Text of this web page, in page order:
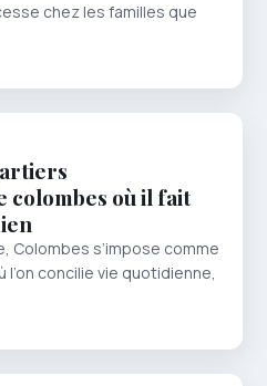
chez les familles que
colombes où il fait
Colombes s’impose comme
concilie vie quotidienne,